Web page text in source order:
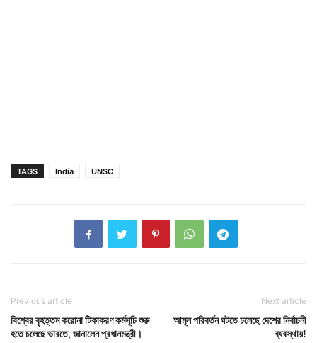
TAGS India UNSC
Previous article
বিশ্বের বৃহত্তম করোনা টিকাকরণ কর্মসূচি শুরু
হতে চলেছে ভারতে, জানালেন প্রধানমন্ত্রী।
Next article
আমূল পরিবর্তন ঘটতে চলেছে দেশের নির্বাচনী
ব্যবস্থায়!